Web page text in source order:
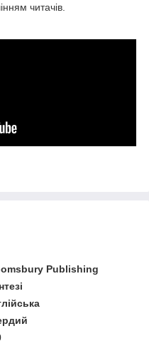
читачів.
Publishing